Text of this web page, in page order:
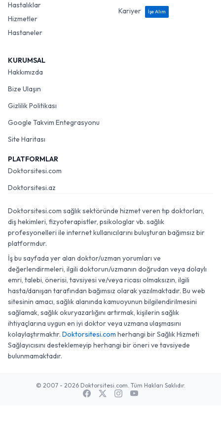
Hastalıklar
Hizmetler
Hastaneler
Kariyer
İşe Alım
KURUMSAL
Hakkımızda
Bize Ulaşın
Gizlilik Politikası
Google Takvim Entegrasyonu
Site Haritası
PLATFORMLAR
Doktorsitesi.com
Doktorsitesi.az
Doktorsitesi.com sağlık sektöründe hizmet veren tıp doktorları,
diş hekimleri, fizyoterapistler, psikologlar vb. sağlık
profesyonelleri ile internet kullanıcılarını buluşturan bağımsız bir
platformdur.
İş bu sayfada yer alan doktor/uzman yorumları ve
değerlendirmeleri, ilgili doktorun/uzmanın doğrudan veya dolaylı
emri, talebi, önerisi, tavsiyesi ve/veya ricası olmaksızın, ilgili
hasta/danışan tarafından bağımsız olarak yazılmaktadır. Bu web
sitesinin amacı, sağlık alanında kamuoyunun bilgilendirilmesini
sağlamak, sağlık okuryazarlığını artırmak, kişilerin sağlık
ihtiyaçlarına uygun en iyi doktor veya uzmana ulaşmasını
kolaylaştırmaktır. Doktorsitesi.com herhangi bir Sağlık Hizmeti
Sağlayıcısını desteklemeyip herhangi bir öneri ve tavsiyede
bulunmamaktadır.
© 2007 - 2026 Doktorsitesi.com. Tüm Hakları Saklıdır.